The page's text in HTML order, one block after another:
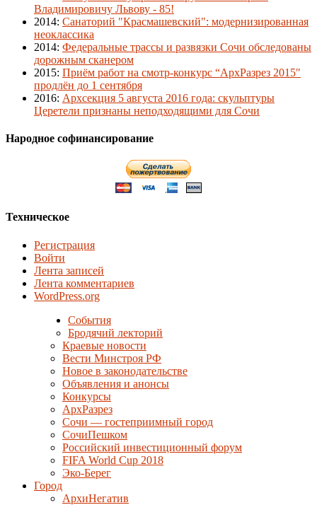
Владимировичу Львову - 85!
2014: Санаторий "Красмашевский": модернизированная
неоклассика
2014: Федеральные трассы и развязки Сочи обследованы
дорожным сканером
2015: Приём работ на смотр-конкурс “АрхРазрез 2015″
продлён до 1 сентября
2016: Архсекция 5 августа 2016 года: скульптуры
Церетели признаны неподходящими для Сочи
Народное софинансирование
Техническое
Регистрация
Войти
Лента записей
Лента комментариев
WordPress.org
События
Бродячий лекторий
Краевые новости
Вести Минстроя РФ
Новое в законодательстве
Объявления и анонсы
Конкурсы
АрхРазрез
Сочи — гостеприимный город
СочиПешком
Российский инвестиционный форум
FIFA World Cup 2018
Эко-Берег
Город
АрхиНегатив